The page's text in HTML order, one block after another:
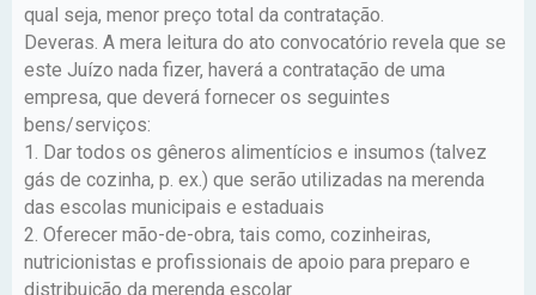
qual seja, menor preço total da contratação.
Deveras. A mera leitura do ato convocatório revela que se
este Juízo nada fizer, haverá a contratação de uma
empresa, que deverá fornecer os seguintes
bens/serviços:
1. Dar todos os gêneros alimentícios e insumos (talvez
gás de cozinha, p. ex.) que serão utilizadas na merenda
das escolas municipais e estaduais
2. Oferecer mão-de-obra, tais como, cozinheiras,
nutricionistas e profissionais de apoio para preparo e
distribuição da merenda escolar